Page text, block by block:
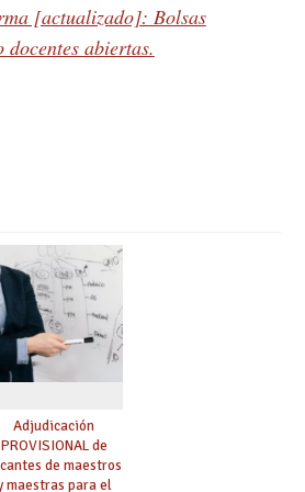
[actualizado]: Bolsas
docentes abiertas.
Adjudicación
PROVISIONAL de
de maestros
maestras para el